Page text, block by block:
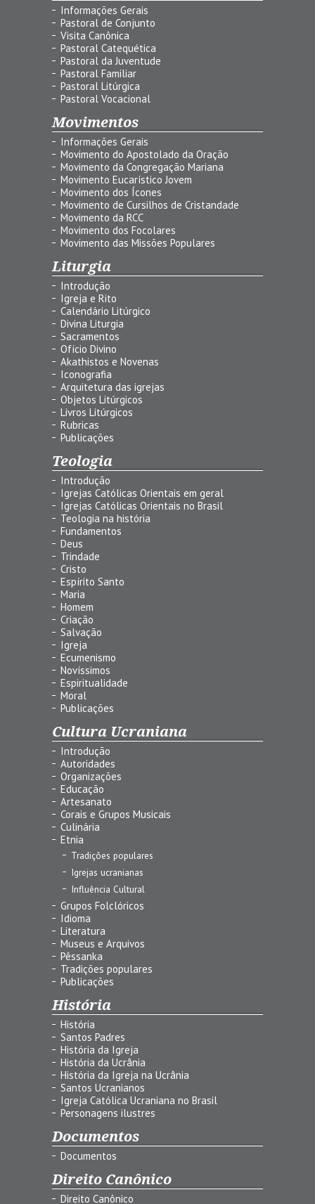
Informações Gerais
Pastoral de Conjunto
Visita Canônica
Pastoral Catequética
Pastoral da Juventude
Pastoral Familiar
Pastoral Litúrgica
Pastoral Vocacional
Movimentos
Informações Gerais
Movimento do Apostolado da Oração
Movimento da Congregação Mariana
Movimento Eucarístico Jovem
Movimento dos Ícones
Movimento de Cursilhos de Cristandade
Movimento da RCC
Movimento dos Focolares
Movimento das Missões Populares
Liturgia
Introdução
Igreja e Rito
Calendário Litúrgico
Divina Liturgia
Sacramentos
Ofício Divino
Akathistos e Novenas
Iconografia
Arquitetura das igrejas
Objetos Litúrgicos
Livros Litúrgicos
Rubricas
Publicações
Teologia
Introdução
Igrejas Católicas Orientais em geral
Igrejas Católicas Orientais no Brasil
Teologia na história
Fundamentos
Deus
Trindade
Cristo
Espírito Santo
Maria
Homem
Criação
Salvação
Igreja
Ecumenismo
Novíssimos
Espiritualidade
Moral
Publicações
Cultura Ucraniana
Introdução
Autoridades
Organizações
Educação
Artesanato
Corais e Grupos Musicais
Culinária
Etnia
Tradições populares
Igrejas ucranianas
Influência Cultural
Grupos Folclóricos
Idioma
Literatura
Museus e Arquivos
Pêssanka
Tradições populares
Publicações
História
História
Santos Padres
História da Igreja
História da Ucrânia
História da Igreja na Ucrânia
Santos Ucranianos
Igreja Católica Ucraniana no Brasil
Personagens ilustres
Documentos
Documentos
Direito Canônico
Direito Canônico